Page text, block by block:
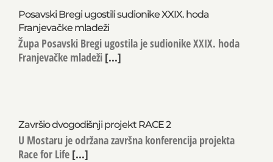
Posavski Bregi ugostili sudionike XXIX. hoda
Franjevačke mladeži
Župa Posavski Bregi ugostila je sudionike XXIX. hoda
Franjevačke mladeži [...]
Završio dvogodišnji projekt RACE 2
U Mostaru je održana završna konferencija projekta
Race for Life [...]